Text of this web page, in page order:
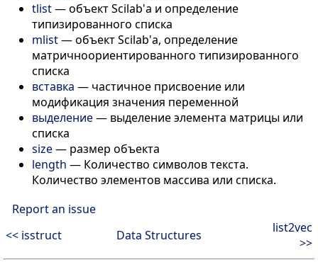
tlist— объект Scilab'а и определение
типизированного списка
mlist— объект Scilab'а, определение
матричноориентированного типизированного
списка
вставка — частичное присвоение или
модификация значения переменной
выделение— выделение элемента матрицы или
списка
size— размер объекта
length — Количество символов текста.
Количество элементов массива или списка.
Report an issue
<< isstruct
Data Structures
list2vec
>>